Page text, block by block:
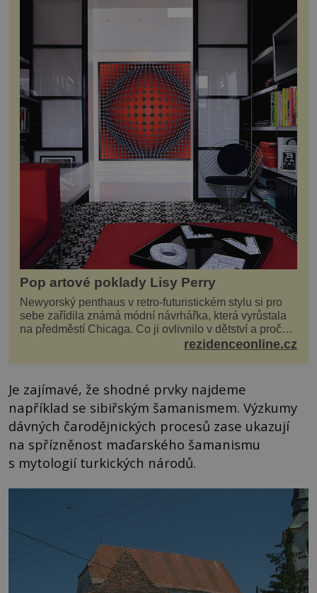
Pop artové poklady Lisy Perry
Newyorský penthaus v retro-futuristickém stylu si pro
sebe zařídila známá módní návrhářka, která vyrůstala
na předměstí Chicaga. Co ji ovlivnilo v dětství a proč
vypadá její domov právě takto? Interié...rezidenceonline.cz
Je zajímavé, že shodné prvky najdeme
například se sibiřským šamanismem. Výzkumy
dávných čarodějnických procesů zase ukazují
na spřízněnost maďarského šamanismu
s mytologií turkických národů.